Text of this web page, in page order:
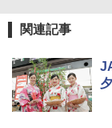
関連記事